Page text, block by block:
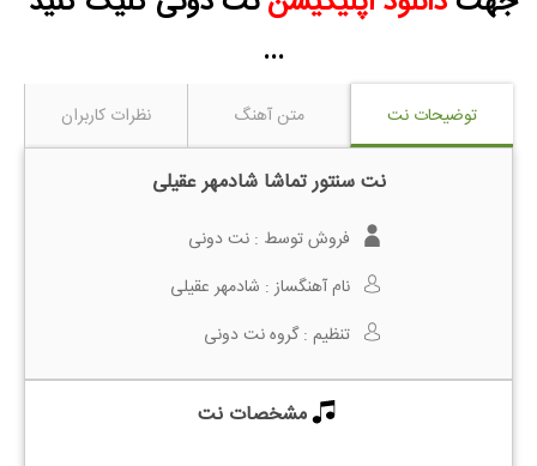
...
توضیحات نت متن آهنگ نظرات کاربران
نت سنتور تماشا شادمهر عقیلی
فروش توسط : نت دونی
نام آهنگساز : شادمهر عقیلی
تنظیم :گروه نت دونی
مشخصات نت